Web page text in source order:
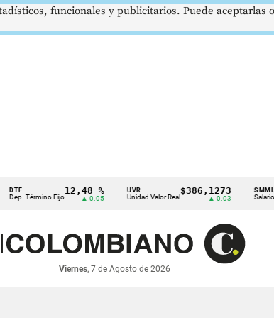
Fijo
12,48 %
▲ 0.05
UVR
Unidad Valor Real
$386,1273
▲ 0.03
SMMLV
Salario Mínimo
Viernes, 7 de Agosto de 2026
funcionales y publicitarios. Puede aceptarlas